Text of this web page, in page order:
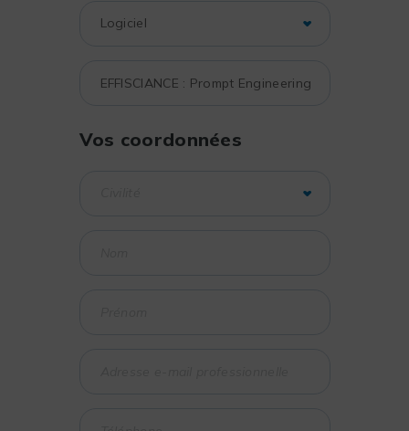
Vos coordonnées